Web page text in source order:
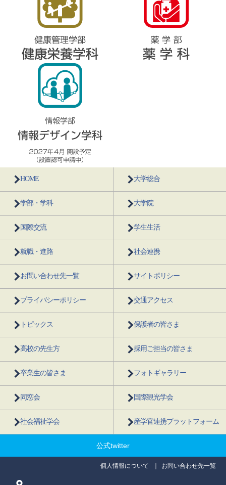
HOME 大学総合
学部・学科 大学院
国際交流 学生生活
就職・進路 社会連携
お問い合わせ先一覧 サイトポリシー
プライバシーポリシー 交通アクセス
トピックス 保護者の皆さま
高校の先生方 採用ご担当の皆さま
卒業生の皆さま フォトギャラリー
同窓会 国際観光学会
社会福祉学会 産学官連携プラットフォーム
公式twitter
個人情報について お問い合わせ先一覧